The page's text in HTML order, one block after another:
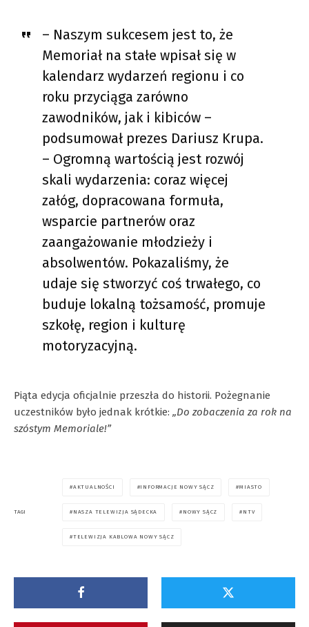
– Naszym sukcesem jest to, że
Memoriał na stałe wpisał się w
kalendarz wydarzeń regionu i co
roku przyciąga zarówno
zawodników, jak i kibiców –
podsumował prezes Dariusz Krupa.
– Ogromną wartością jest rozwój
skali wydarzenia: coraz więcej
załóg, dopracowana formuła,
wsparcie partnerów oraz
zaangażowanie młodzieży i
absolwentów. Pokazaliśmy, że
udaje się stworzyć coś trwałego, co
buduje lokalną tożsamość, promuje
szkołę, region i kulturę
motoryzacyjną.
Piąta edycja oficjalnie przeszła do historii. Pożegnanie
uczestników było jednak krótkie: „Do zobaczenia za rok na
szóstym Memoriale!”
TAGI
AKTUALNOŚCI INFORMACJE NOWY SĄCZ MIASTO
NASZA TELEWIZJA SĄDECKA NOWY SĄCZ NTV
TELEWIZJA KABLOWA NOWY SĄCZ